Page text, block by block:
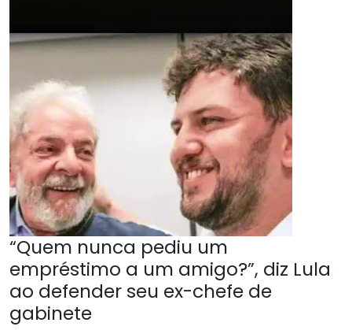
“Quem nunca pediu um
empréstimo a um amigo?”, diz Lula
ao defender seu ex-chefe de
gabinete